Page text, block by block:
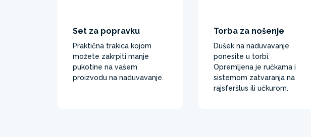
Set za popravku
Praktična trakica kojom
možete zakrpiti manje
pukotine na vašem
proizvodu na naduvavanje.
Torba za nošenje
Dušek na naduvavanje
ponesite u torbi.
Opremljena je ručkama i
sistemom zatvaranja na
rajsferšlus ili učkurom. ​